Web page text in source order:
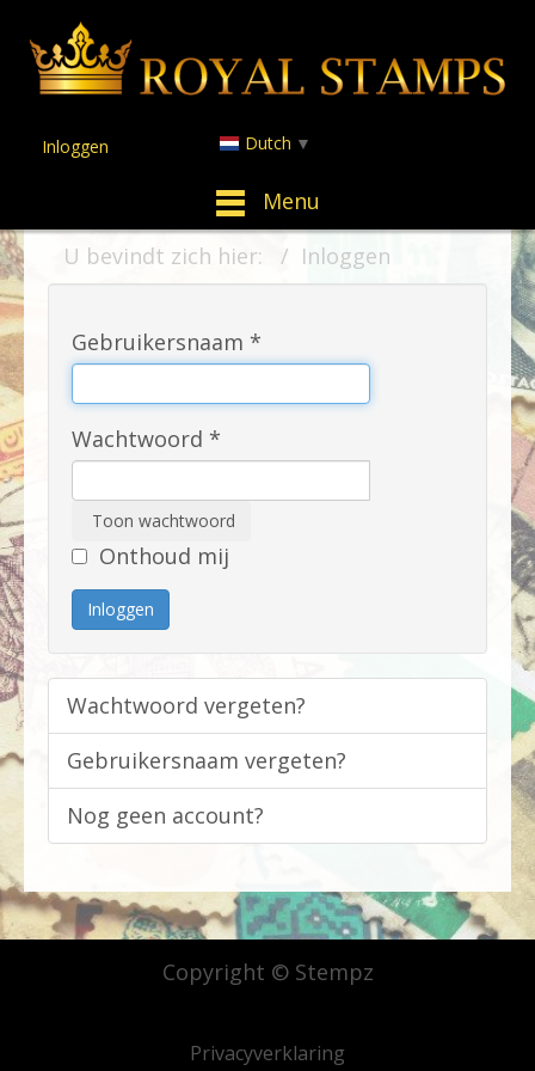
Menu
Inloggen Dutch ▼
U bevindt zich hier: Inloggen
Gebruikersnaam *
Wachtwoord *
Toon wachtwoord
Onthoud mij
Inloggen
Wachtwoord vergeten?
Gebruikersnaam vergeten?
Nog geen account?
Privacyverklaring
Copyright © Stempz